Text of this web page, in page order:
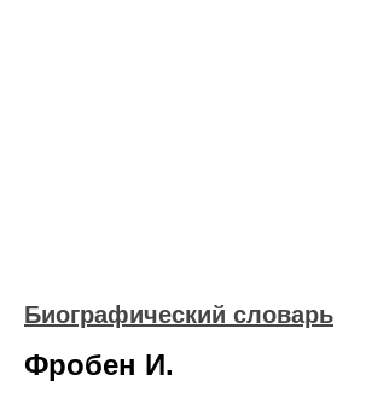
Биографический словарь
Фробен И.